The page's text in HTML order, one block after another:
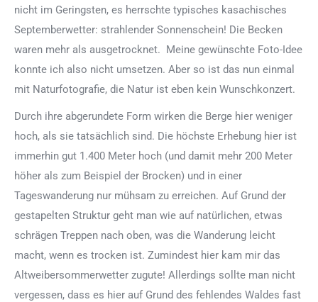
nicht im Geringsten, es herrschte typisches kasachisches
Septemberwetter: strahlender Sonnenschein! Die Becken
waren mehr als ausgetrocknet. Meine gewünschte Foto-Idee
konnte ich also nicht umsetzen. Aber so ist das nun einmal
mit Naturfotografie, die Natur ist eben kein Wunschkonzert.
Durch ihre abgerundete Form wirken die Berge hier weniger
hoch, als sie tatsächlich sind. Die höchste Erhebung hier ist
immerhin gut 1.400 Meter hoch (und damit mehr 200 Meter
höher als zum Beispiel der Brocken) und in einer
Tageswanderung nur mühsam zu erreichen. Auf Grund der
gestapelten Struktur geht man wie auf natürlichen, etwas
schrägen Treppen nach oben, was die Wanderung leicht
macht, wenn es trocken ist. Zumindest hier kam mir das
Altweibersommerwetter zugute! Allerdings sollte man nicht
vergessen, dass es hier auf Grund des fehlendes Waldes fast